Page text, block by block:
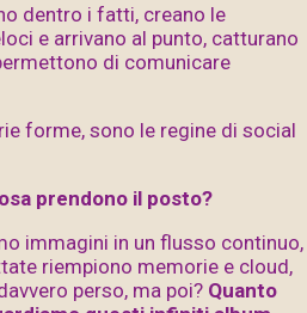
dentro i fatti, creano le
e arrivano al punto, catturano
di comunicare
forme, sono le regine di social
prendono il posto?
immagini in un flusso continuo,
riempiono memorie e cloud,
perso, ma poi? Quanto